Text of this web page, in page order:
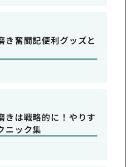
き奮闘記便利グッズと
きは戦略的に！やりす
ニック集